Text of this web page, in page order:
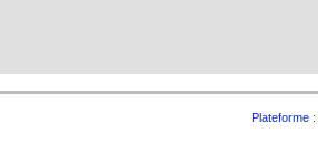
Plateforme :